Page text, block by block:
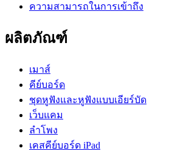
ความสามารถในการเข้าถึง
ผลิตภัณฑ์
เมาส์
คีย์บอร์ด
ชุดหูฟังและหูฟังแบบเอียร์บัด
เว็บแคม
ลำโพง
เคสคีย์บอร์ด iPad